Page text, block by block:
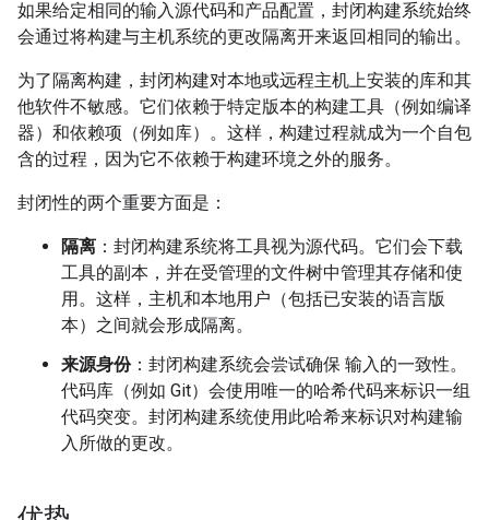
如果给定相同的输入源代码和产品配置，封闭构建系统始终
会通过将构建与主机系统的更改隔离开来返回相同的输出。
为了隔离构建，封闭构建对本地或远程主机上安装的库和其
他软件不敏感。它们依赖于特定版本的构建工具（例如编译
器）和依赖项（例如库）。这样，构建过程就成为一个自包
含的过程，因为它不依赖于构建环境之外的服务。
封闭性的两个重要方面是：
隔离 ：封闭构建系统将工具视为源代码。它们会下载
工具的副本，并在受管理的文件树中管理其存储和使
用。这样，主机和本地用户（包括已安装的语言版
本）之间就会形成隔离。
来源身份：封闭构建系统会尝试确保 输入的一致性。
代码库（例如 Git）会使用唯一的哈希代码来标识一组
代码突变。封闭构建系统使用此哈希来标识对构建输
入所做的更改。